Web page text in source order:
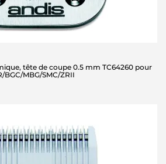
tête de coupe 0.5 mm TC64260 pour
BGC/MBG/SMC/ZRII